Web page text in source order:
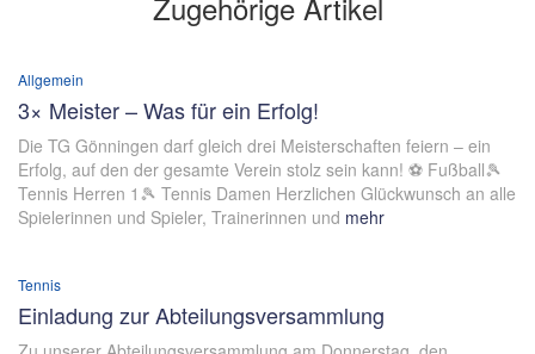
Allgemein
3× Meister – Was für ein Erfolg!
Die TG Gönningen darf gleich drei Meisterschaften feiern – ein
Erfolg, auf den der gesamte Verein stolz sein kann! ⚽ Fußball🎾
Tennis Herren 1🎾 Tennis Damen Herzlichen Glückwunsch an alle
Spielerinnen und Spieler, Trainerinnen und mehr
Tennis
Einladung zur Abteilungsversammlung